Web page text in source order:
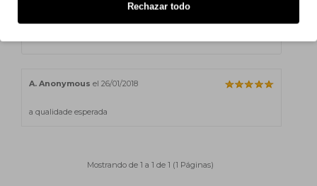
Canon Pixma IP 3600 Series
A. Anonymous el 26/01/2018
a qualidade esperada
Mostrando de 1 a 1 de 1 (1 Páginas)
Rechazar todo